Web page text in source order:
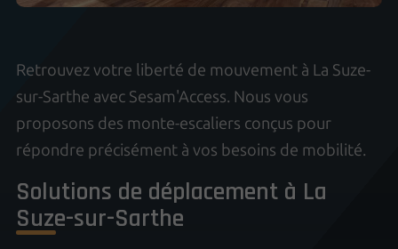
Retrouvez votre liberté de mouvement à La Suze-
sur-Sarthe avec Sesam'Access. Nous vous
proposons des monte-escaliers conçus pour
répondre précisément à vos besoins de mobilité.
Solutions de déplacement à La
Suze-sur-Sarthe